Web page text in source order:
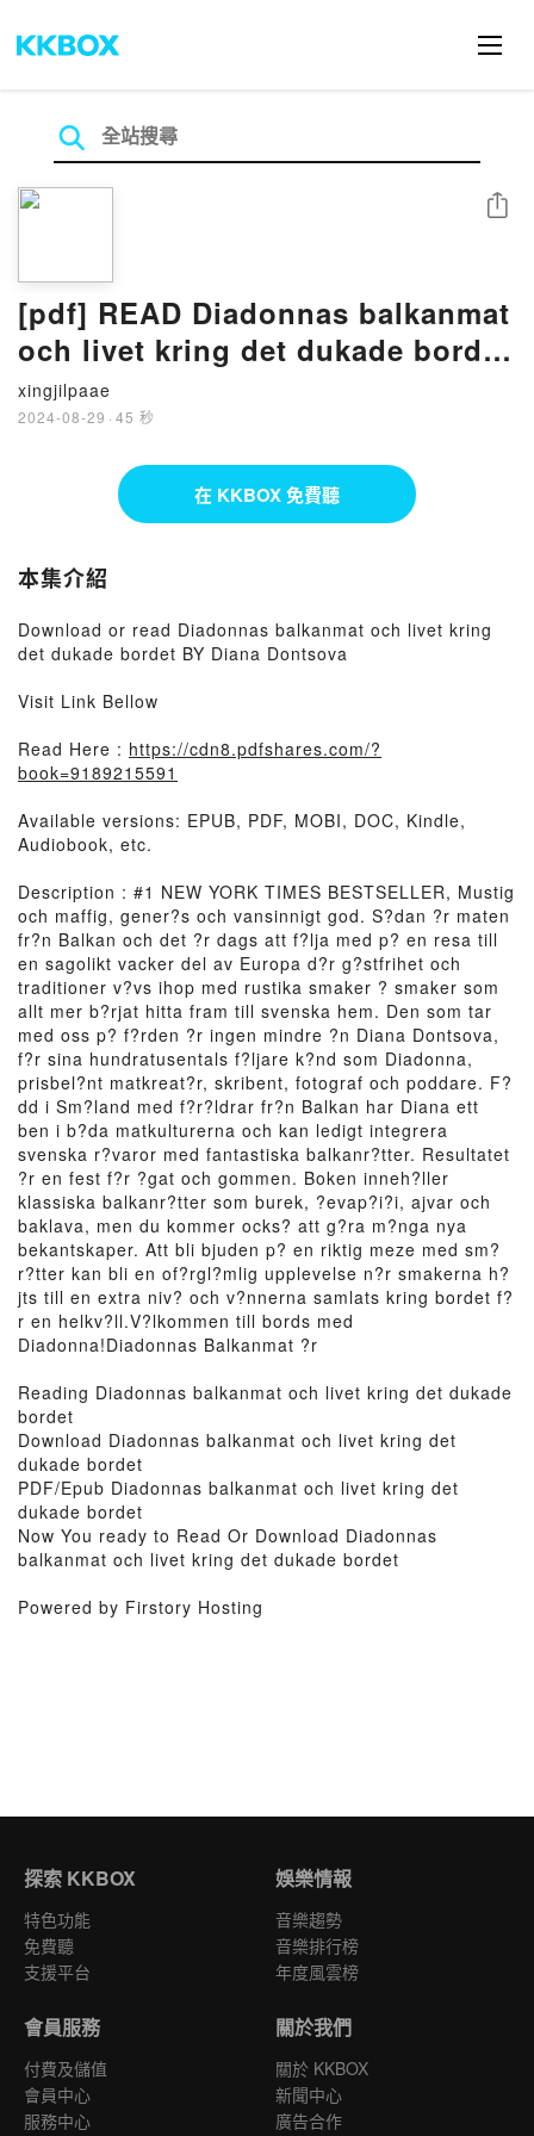
[pdf] READ Diadonnas balkanmat
och livet kring det dukade bordet
BY Diana Dontsova
xingjilpaae
2024-08-29 · 45 秒
分享
在 KKBOX 免費聽
本集介紹
Download or read Diadonnas balkanmat och livet kring
det dukade bordet BY Diana Dontsova
Visit Link Bellow
Read Here : https://cdn8.pdfshares.com/?
book=9189215591
Available versions: EPUB, PDF, MOBI, DOC, Kindle,
Audiobook, etc.
Description : #1 NEW YORK TIMES BESTSELLER, Mustig
och maffig, gener?s och vansinnigt god. S?dan ?r maten
fr?n Balkan och det ?r dags att f?lja med p? en resa till
en sagolikt vacker del av Europa d?r g?stfrihet och
traditioner v?vs ihop med rustika smaker ? smaker som
allt mer b?rjat hitta fram till svenska hem. Den som tar
med oss p? f?rden ?r ingen mindre ?n Diana Dontsova,
f?r sina hundratusentals f?ljare k?nd som Diadonna,
prisbel?nt matkreat?r, skribent, fotograf och poddare. F?
dd i Sm?land med f?r?ldrar fr?n Balkan har Diana ett
ben i b?da matkulturerna och kan ledigt integrera
svenska r?varor med fantastiska balkanr?tter. Resultatet
?r en fest f?r ?gat och gommen. Boken inneh?ller
klassiska balkanr?tter som burek, ?evap?i?i, ajvar och
baklava, men du kommer ocks? att g?ra m?nga nya
bekantskaper. Att bli bjuden p? en riktig meze med sm?
r?tter kan bli en of?rgl?mlig upplevelse n?r smakerna h?
jts till en extra niv? och v?nnerna samlats kring bordet f?
r en helkv?ll.V?lkommen till bords med
Diadonna!Diadonnas Balkanmat ?r
Reading Diadonnas balkanmat och livet kring det dukade
bordet
Download Diadonnas balkanmat och livet kring det
dukade bordet
PDF/Epub Diadonnas balkanmat och livet kring det
dukade bordet
Now You ready to Read Or Download Diadonnas
balkanmat och livet kring det dukade bordet
Powered by Firstory Hosting
探索 KKBOX
特色功能
免費聽
支援平台
娛樂情報
音樂趨勢
音樂排行榜
年度風雲榜
會員服務
付費及儲值
會員中心
服務中心
關於我們
關於 KKBOX
新聞中心
廣告合作